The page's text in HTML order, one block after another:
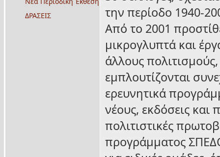
ΔΡΑΣΕΙΣ
την περίοδο 1940-
Από το 2001
μικρογλυπτά και
άλλους
εμπλουτίζονται
ερευνητικά
νέους, εκδόσεις
πολιτιστικές
προγράμματος